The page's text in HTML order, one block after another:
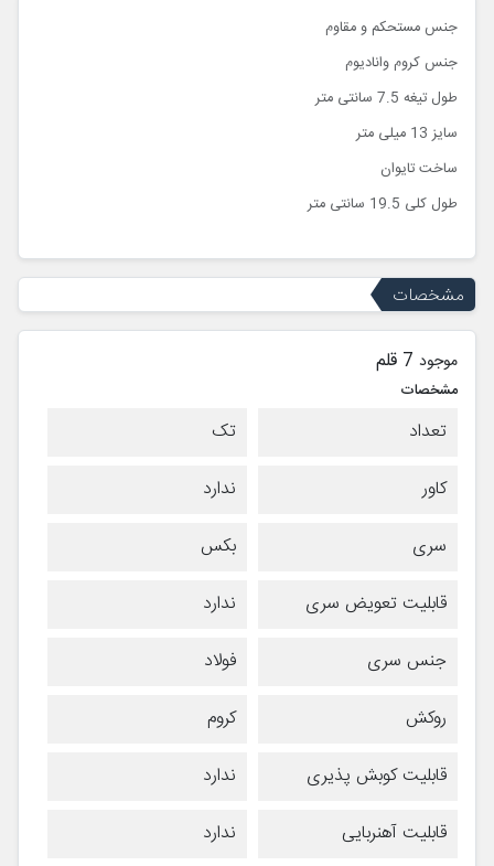
جنس مستحکم و مقاوم
جنس کروم وانادیوم
طول تیغه 7.5 سانتی متر
سایز 13 میلی متر
ساخت تایوان
طول کلی 19.5 سانتی متر
مشخصات
موجود 7 قلم
مشخصات
تعداد
تک
کاور
ندارد
سری
بکس
قابلیت تعویض سری
ندارد
جنس سری
فولاد
روکش
کروم
قابلیت کوبش پذیری
ندارد
قابلیت آهنربایی
ندارد